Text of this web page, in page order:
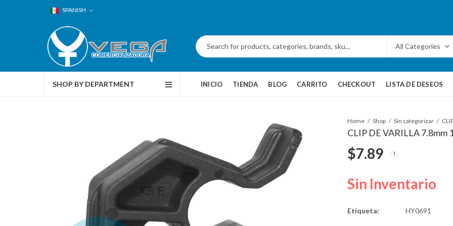
SPANISH
SHOP BY DEPARTMENT INICIO TIENDA BLOG CARRITO CHECKOUT LISTA DE DESEOS
Home Shop Sin categorizar
CLIP DE VARILLA 7.8mm
$7.89
Sin Inventario
Etiqueta: HY0691